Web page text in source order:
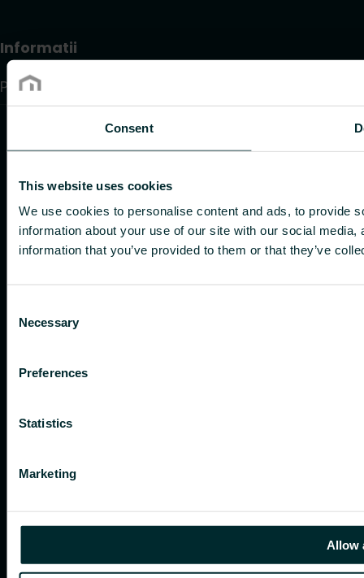
Consent
This website uses cookies
We use cookies to personalise content and ads, to provide
information about your use of our site with our social
information that you’ve provided to them or that they’ve
Selection
Necessary
Preferences
Statistics
Marketing
Allow
Informatii
Politica de confidențialitate